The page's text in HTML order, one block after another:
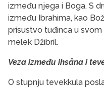
između njega i Boga. S
između Ibrahima, kao
prisustvo tuđinca u
melek Džibril.
Veza između ihsāna i
O stupnju tevekkula